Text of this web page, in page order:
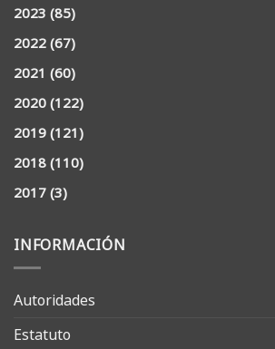
2023(85)
2022(67)
2021 (60)
2020(122)
2019(121)
2018(110)
2017(3)
INFORMACIÓN
Autoridades
Estatuto